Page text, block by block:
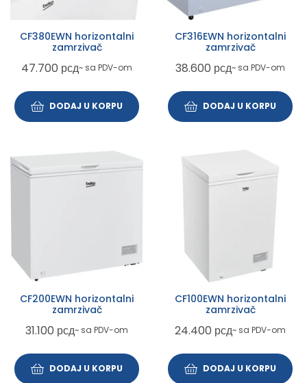
CF380EWN horizontalni
zamrzivač
47.700 рсд~ sa PDV-om
DODAJ U KORPU
CF316EWN horizontalni
zamrzivač
38.600 рсд~ sa PDV-om
DODAJ U KORPU
CF200EWN horizontalni
zamrzivač
31.100 рсд~ sa PDV-om
DODAJ U KORPU
CF100EWN horizontalni
zamrzivač
24.400 рсд~ sa PDV-om
DODAJ U KORPU